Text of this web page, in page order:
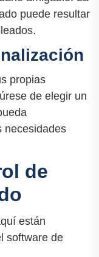
puede resultar
propias
de elegir un
necesidades
de
están
software de